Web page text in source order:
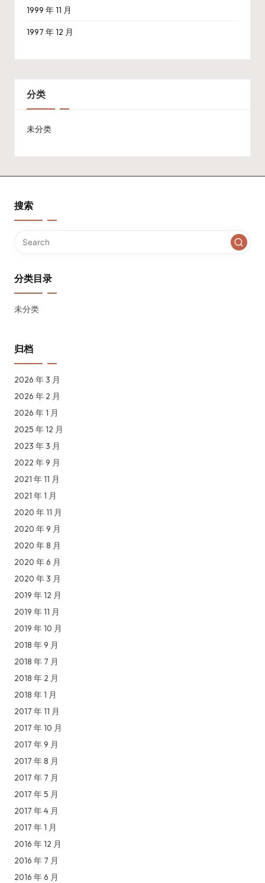
1999 年 11 月
1997 年 12 月
分类
未分类
搜索
分类目录
未分类
归档
2026 年 3 月
2026 年 2 月
2026 年 1 月
2025 年 12 月
2023 年 3 月
2022 年 9 月
2021 年 11 月
2021 年 1 月
2020 年 11 月
2020 年 9 月
2020 年 8 月
2020 年 6 月
2020 年 3 月
2019 年 12 月
2019 年 11 月
2019 年 10 月
2018 年 9 月
2018 年 7 月
2018 年 2 月
2018 年 1 月
2017 年 11 月
2017 年 10 月
2017 年 9 月
2017 年 8 月
2017 年 7 月
2017 年 5 月
2017 年 4 月
2017 年 1 月
2016 年 12 月
2016 年 7 月
2016 年 6 月